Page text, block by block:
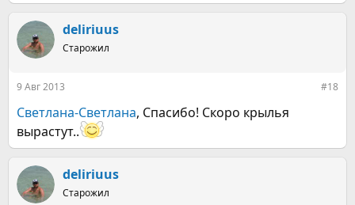
deliriuus
Старожил
9 Авг 2013 #18
Светлана-Светлана, Спасибо! Скоро крылья
вырастут..
deliriuus
Старожил